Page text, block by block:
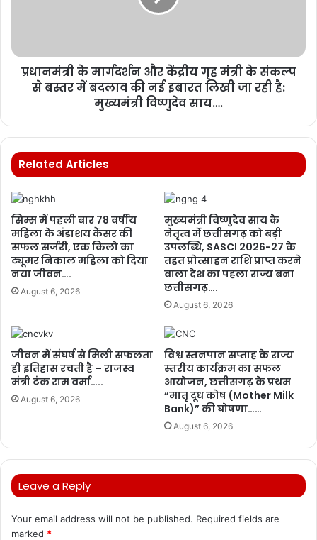
प्रधानमंत्री के मार्गदर्शन और केंद्रीय गृह मंत्री के संकल्प
से बस्तर में बदलाव की नई इबारत लिखी जा रही है:
मुख्यमंत्री विष्णुदेव साय….
Related Articles
सिम्स में पहली बार 78 वर्षीय
महिला के अंडाशय कैंसर की
सफल सर्जरी, एक किलो का
ट्यूमर निकाल महिला को दिया
नया जीवन….
August 6, 2026
मुख्यमंत्री विष्णुदेव साय के
नेतृत्व में छत्तीसगढ़ को बड़ी
उपलब्धि, SASCI 2026-27 के
तहत प्रोत्साहन राशि प्राप्त करने
वाला देश का पहला राज्य बना
छत्तीसगढ़….
August 6, 2026
जीवन में संघर्ष से मिली सफलता
ही इतिहास रचती है – राजस्व
मंत्री टंक राम वर्मा…..
August 6, 2026
विश्व स्तनपान सप्ताह के राज्य
स्तरीय कार्यक्रम का सफल
आयोजन, छत्तीसगढ़ के प्रथम
“मातृ दूध कोष (Mother Milk
Bank)” की घोषणा……
August 6, 2026
Leave a Reply
Your email address will not be published. Required fields are
marked *